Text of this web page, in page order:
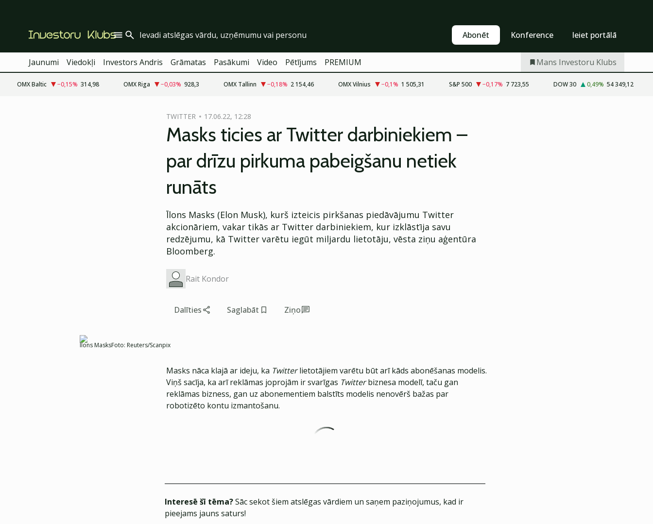
Abonēt Konference Ieiet portālā
Jaunumi Viedokļi Investors Andris Grāmatas Pasākumi Video Pētījums PREMIUM Mans Investoru Klubs
OMX Baltic −0,15% 314,98 OMX Riga −0,03% 928,3 OMX Tallinn −0,18% 2 154,46 OMX Vilnius −0,1% 1 505,31 S&P 500 −0,17% 7 723,55 DOW 30 0,49% 54 349,12
TWITTER 17.06.22, 12:28
Masks ticies ar Twitter darbiniekiem –
par drīzu pirkuma pabeigšanu netiek
runāts
Īlons Masks (Elon Musk), kurš izteicis pirkšanas piedāvājumu Twitter
akcionāriem, vakar tikās ar Twitter darbiniekiem, kur izklāstīja savu
redzējumu, kā Twitter varētu iegūt miljardu lietotāju, vēsta ziņu aģentūra
Bloomberg.
Rait Kondor
Dalīties Saglabāt Ziņo
Īlons MasksFoto: Reuters/Scanpix
Masks nāca klajā ar ideju, ka Twitterlietotājiem varētu būt arī kāds abonēšanas modelis.
Viņš sacīja, ka arī reklāmas joprojām ir svarīgas Twitterbiznesa modelī, taču gan
reklāmas bizness, gan uz abonementiem balstīts modelis nenovērš bažas par
robotizēto kontu izmantošanu.
Interesē šī tēma?Sāc sekot šiem atslēgas vārdiem un saņem paziņojumus, kad ir
pieejams jauns saturs!